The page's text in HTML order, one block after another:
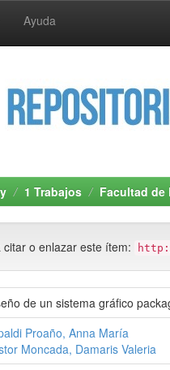
Ayuda
1 Trabajos Facultad de
o enlazar este ítem:
de un sistema gráfico
Proaño, Anna María
Moncada, Damaris Valeria